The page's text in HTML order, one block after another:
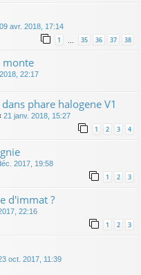
09 avr. 2018, 17:14
1 … 35 36 37 38
monte
22:17
phare halogene V1
21 janv. 2018, 15:27
1 2 3 4
2017, 19:58
1 2 3
d'immat ?
22:16
1 2 3
oct. 2017, 11:39